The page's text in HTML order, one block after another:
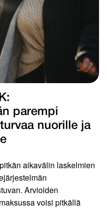
parempi
nuorille ja
aikavälin laskelmien
Arvioiden
voisi pitkällä